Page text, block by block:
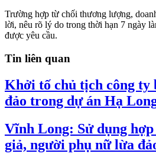
Trường hợp từ chối thương lượng,
lời, nêu rõ lý do trong thời hạn 7 ngày
được yêu cầu.
Tin liên quan
Khởi tố chủ tịch công ty
đảo trong dự án Hạ
Vĩnh Long: Sử dụng
giả, người phụ nữ lừa